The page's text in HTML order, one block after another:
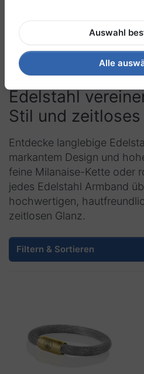
Armbänder aus
Edelstahl
Stil und zeitloses
Entdecke langlebige
markantem Design und
feine Milanaise-Kette oder
jedes Edelstahl Armband
hochwertigen,
zeitlosen Glanz.
Filtern & Sortieren
Auswahl
Alle